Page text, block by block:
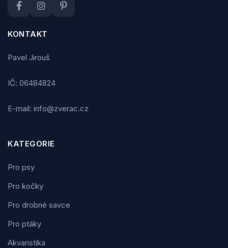
KONTAKT
Pavel Jirouš
IČ: 06484824
E-mail: info@zverac.cz
KATEGORIE
Pro psy
Pro kočky
Pro drobné savce
Pro ptáky
Akvaristika